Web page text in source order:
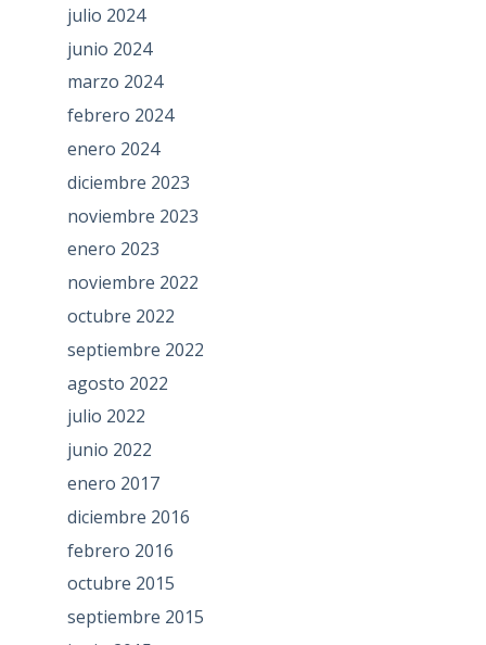
julio 2024
junio 2024
marzo 2024
febrero 2024
enero 2024
diciembre 2023
noviembre 2023
enero 2023
noviembre 2022
octubre 2022
septiembre 2022
agosto 2022
julio 2022
junio 2022
enero 2017
diciembre 2016
febrero 2016
octubre 2015
septiembre 2015